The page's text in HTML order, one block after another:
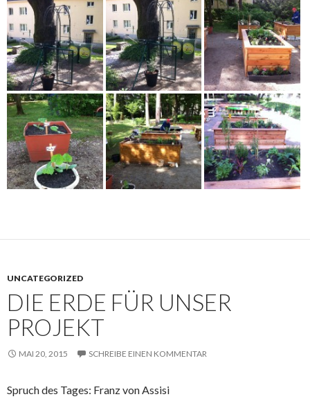
UNCATEGORIZED
DIE ERDE FÜR UNSER
PROJEKT
MAI 20, 2015 SCHREIBE EINEN KOMMENTAR
Spruch des Tages: Franz von Assisi